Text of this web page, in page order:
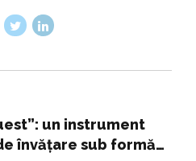
un instrument
învățare sub formă